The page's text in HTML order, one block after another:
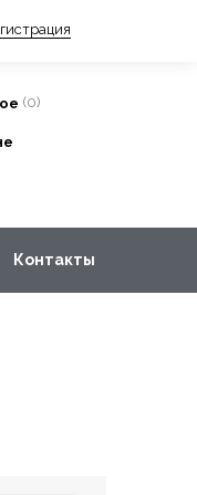
(0)
Контакты